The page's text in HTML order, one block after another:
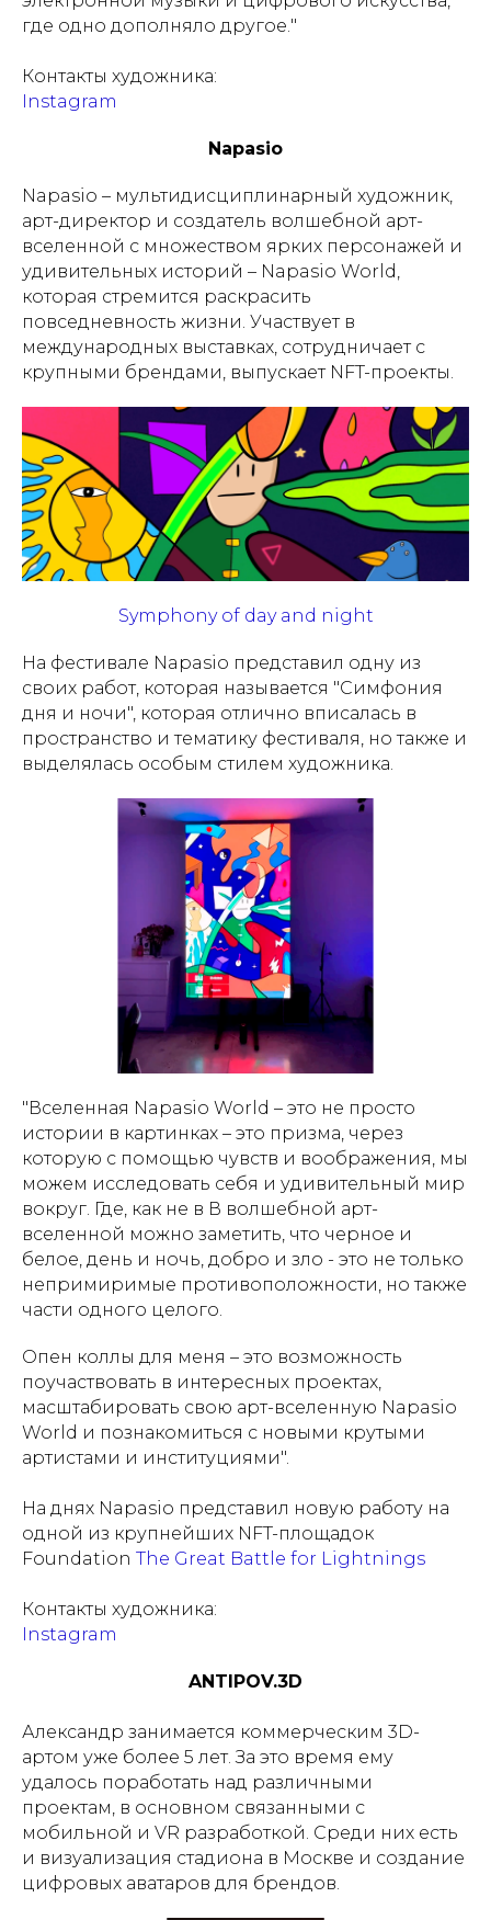
где одно дополняло другое."
Контакты художника:
Instagram
Napasio
Napasio – мультидисциплинарный художник,
арт-директор и создатель волшебной арт-
вселенной с множеством ярких персонажей и
удивительных историй – Napasio World,
которая стремится раскрасить
повседневность жизни. Участвует в
международных выставках, сотрудничает с
крупными брендами, выпускает NFT-проекты.
Symphony of day and night
На фестивале Napasio представил одну из
своих работ, которая называется "Симфония
дня и ночи", которая отлично вписалась в
пространство и тематику фестиваля, но также и
выделялась особым стилем художника.
"Вселенная Napasio World – это не просто
истории в картинках – это призма, через
которую с помощью чувств и воображения, мы
можем исследовать себя и удивительный мир
вокруг. Где, как не в В волшебной арт-
вселенной можно заметить, что черное и
белое, день и ночь, добро и зло - это не только
непримиримые противоположности, но также
части одного целого.
Опен коллы для меня – это возможность
поучаствовать в интересных проектах,
масштабировать свою арт-вселенную Napasio
World и познакомиться с новыми крутыми
артистами и институциями".
На днях Napasio представил новую работу на
одной из крупнейших NFT-площадок
Foundation The Great Battle for Lightnings
Контакты художника:
Instagram
ANTIPOV.3D
Александр занимается коммерческим 3D-
артом уже более 5 лет. За это время ему
удалось поработать над различными
проектам, в основном связанными с
мобильной и VR разработкой. Среди них есть
и визуализация стадиона в Москве и создание
цифровых аватаров для брендов.